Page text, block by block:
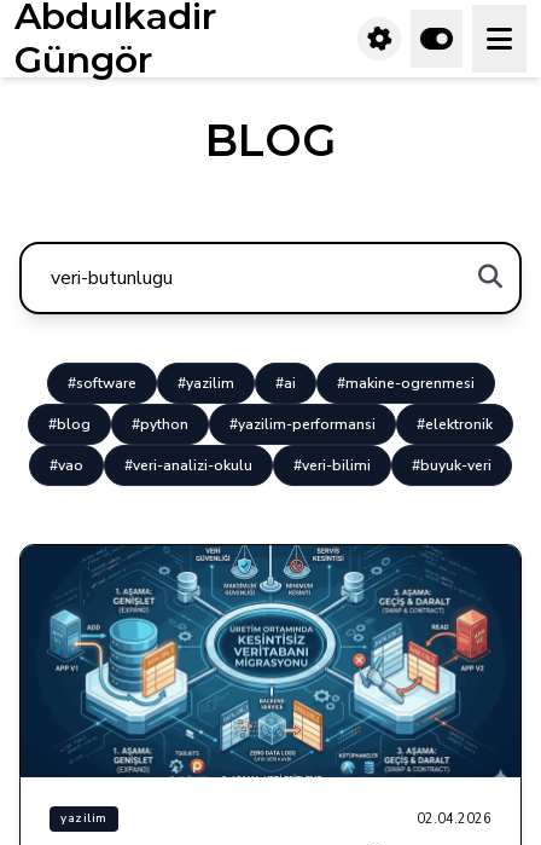
Abdulkadir
Güngör
BLOG
#software #yazilim #ai #makine-ogrenmesi
#blog #python #yazilim-performansi #elektronik
#vao #veri-analizi-okulu #veri-bilimi #buyuk-veri
yazilim 02.04.2026